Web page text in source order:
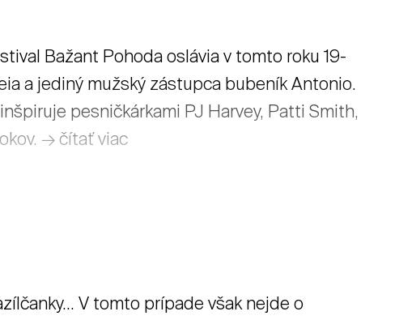
Bažant Pohoda oslávia v tomto roku 19-
a jediný mužský zástupca bubeník Antonio.
pesničkárkami PJ Harvey, Patti Smith,
→ čítať viac
V tomto prípade však nejde o